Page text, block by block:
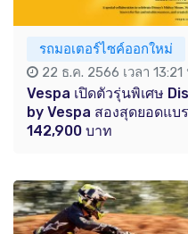
รถมอเตอร์ไซค์ออกใหม่
22 ธ.ค. 2566 เวลา 13:21
Vespa เปิดตัวรุ่นพิเศษ
by Vespa สองสุดยอดแ
142,900 บาท